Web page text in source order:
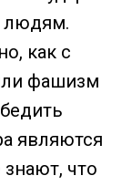
людям.
как с
фашизм
являются
что